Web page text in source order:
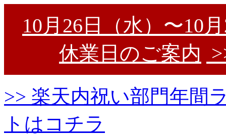
10月26日（水）〜10
休業日のご案内
>> 楽天内祝い部門年間
トはコチラ